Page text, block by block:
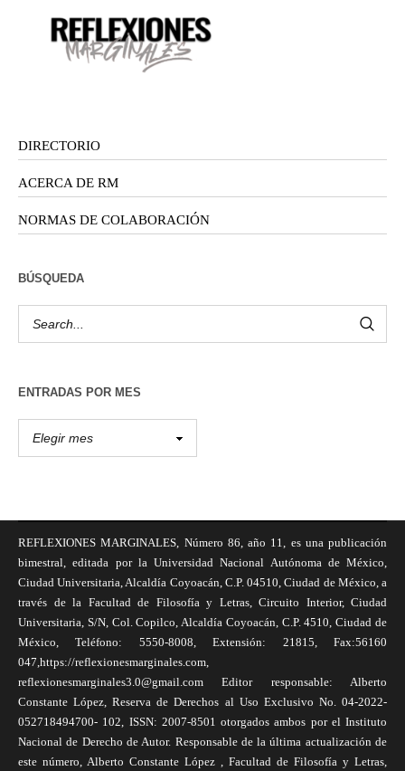
DIRECTORIO
ACERCA DE RM
NORMAS DE COLABORACIÓN
BÚSQUEDA
ENTRADAS POR MES
REFLEXIONES MARGINALES, Número 86, año 11, es una publicación
bimestral, editada por la Universidad Nacional Autónoma de México,
Ciudad Universitaria, Alcaldía Coyoacán, C.P. 04510, Ciudad de México, a
través de la Facultad de Filosofía y Letras, Circuito Interior, Ciudad
Universitaria, S/N, Col. Copilco, Alcaldía Coyoacán, C.P. 4510, Ciudad de
México, Teléfono: 5550-8008, Extensión: 21815, Fax:56160
047,https://reflexionesmarginales.com,
reflexionesmarginales3.0@gmail.com Editor responsable: Alberto
Constante López, Reserva de Derechos al Uso Exclusivo No. 04-2022-
052718494700- 102, ISSN: 2007-8501 otorgados ambos por el Instituto
Nacional de Derecho de Autor. Responsable de la última actualización de
este número, Alberto Constante López , Facultad de Filosofía y Letras,